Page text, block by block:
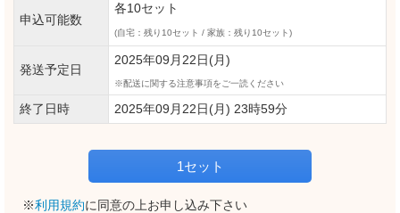
申込可能数
各10セット
(自宅：残り10セット / 家族：残り10セット)
発送予定日
2025年09月22日(月)
配送に関する注意事項をご一読ください
終了日時 2025年09月22日(月) 23時59分
1セット
※利用規約に同意の上お申し込み下さい